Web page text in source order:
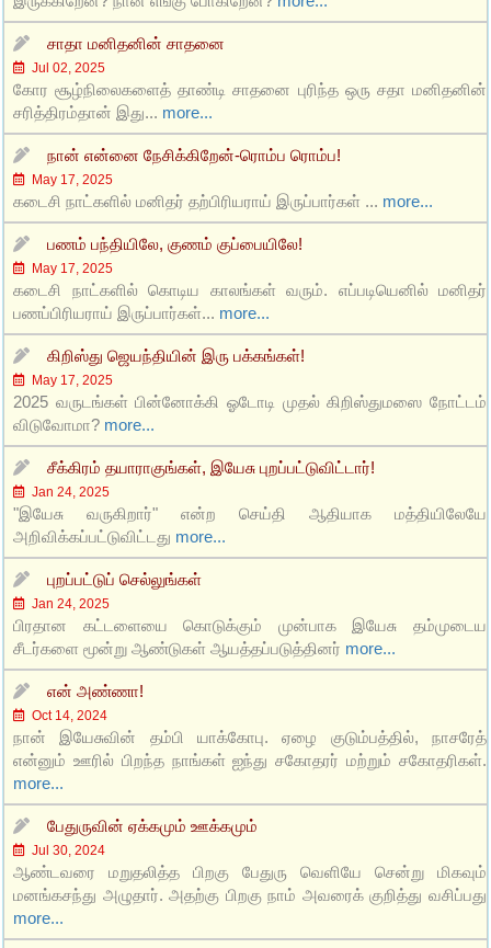
சாதா மனிதனின் சாதனை
Jul 02, 2025
கோர சூழ்நிலைகளைத் தாண்டி சாதனை புரிந்த ஒரு சதா மனிதனின்
சரித்திரம்தான் இது... more...
நான் என்னை நேசிக்கிறேன்-ரொம்ப ரொம்ப!
May 17, 2025
கடைசி நாட்களில் மனிதர் தற்பிரியராய் இருப்பார்கள் ... more...
பணம் பந்தியிலே, குணம் குப்பையிலே!
May 17, 2025
கடைசி நாட்களில் கொடிய காலங்கள் வரும். எப்படியெனில் மனிதர்
பணப்பிரியராய் இருப்பார்கள்... more...
கிறிஸ்து ஜெயந்தியின் இரு பக்கங்கள்!
May 17, 2025
2025 வருடங்கள் பின்னோக்கி ஓடோடி முதல் கிறிஸ்துமஸை நோட்டம்
விடுவோமா? more...
சீக்கிரம் தயாராகுங்கள், இயேசு புறப்பட்டுவிட்டார்!
Jan 24, 2025
"இயேசு வருகிறார்" என்ற செய்தி ஆதியாக மத்தியிலேயே
அறிவிக்கப்பட்டுவிட்டது more...
புறப்பட்டுப் செல்லுங்கள்
Jan 24, 2025
பிரதான கட்டளையை கொடுக்கும் முன்பாக இயேசு தம்முடைய
சீடர்களை மூன்று ஆண்டுகள் ஆயத்தப்படுத்தினர் more...
என் அண்ணா!
Oct 14, 2024
நான் இயேசுவின் தம்பி யாக்கோபு. ஏழை குடும்பத்தில், நாசரேத்
என்னும் ஊரில் பிறந்த நாங்கள் ஐந்து சகோதரர் மற்றும் சகோதரிகள்.
more...
பேதுருவின் ஏக்கமும் ஊக்கமும்
Jul 30, 2024
ஆண்டவரை மறுதலித்த பிறகு பேதுரு வெளியே சென்று மிகவும்
மனங்கசந்து அழுதார். அதற்கு பிறகு நாம் அவரைக் குறித்து வசிப்பது
more...